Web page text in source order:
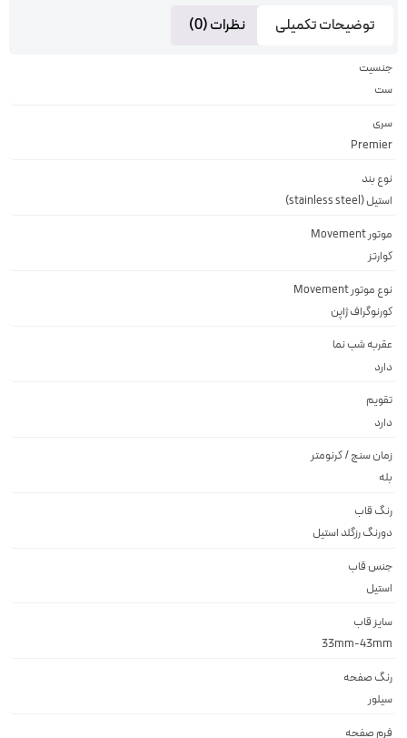
توضیحات تکمیلی نظرات (0)
جنسیت
ست
سری
Premier
نوع بند
استیل (stainless steel)
موتور Movement
کوارتز
نوع موتور Movement
کورنوگراف ژاپن
عقربه شب نما
دارد
تقویم
دارد
زمان سنج / کرنومتر
رنگ قاب
دورنگ رزگلد استيل
جنس قاب
استيل
سایز قاب
33mm-43mm
رنگ صفحه
سيلور
فرم صفحه